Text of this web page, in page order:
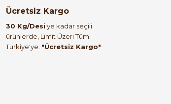
Ücretsiz Kargo
30 Kg/Desi'ye kadar seçili
ürünlerde, Limit Üzeri Tüm
Türkiye'ye: "Ücretsiz Kargo"